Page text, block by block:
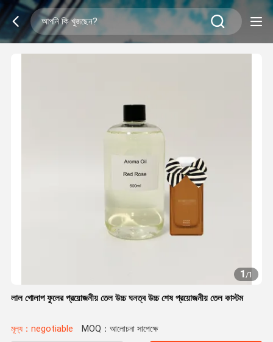
1/1
লাল গোলাপ ফুলের প্রয়োজনীয় তেল উচ্চ ঘনত্ব উচ্চ শেষ প্রয়োজনীয় তেল কাস্টম
মূল্য：negotiable MOQ：আলোচনা সাপেক্ষে